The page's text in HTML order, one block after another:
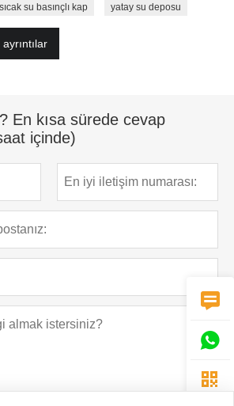
sıcak su basınçlı kap yatay su deposu
ayrıntılar
En kısa sürede cevap
içinde)


